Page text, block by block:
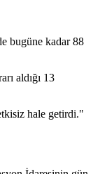
bugüne kadar 88
aldığı 13
hale getirdi."